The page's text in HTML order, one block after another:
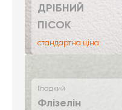
ДРІБНИЙ
ПІСОК
стандартна ціна
Гладкий
Флізелін